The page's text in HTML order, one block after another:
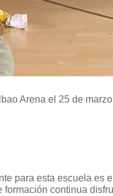
Arena el 25 de
para esta escuela es
continua